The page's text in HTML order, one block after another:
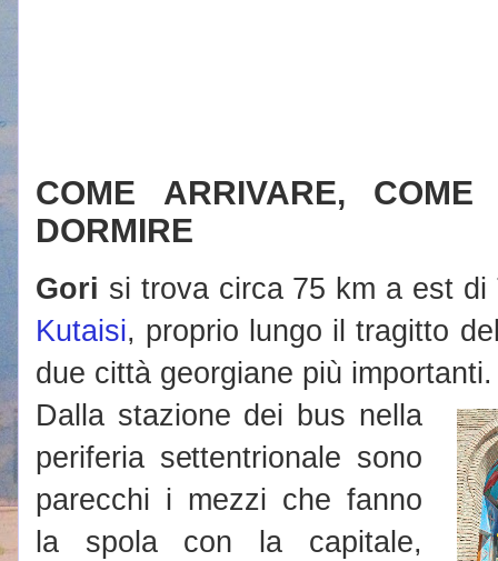
COME ARRIVARE,
DORMIRE
Gori si trova circa 75 km a est
Kutaisi, proprio lungo il tragitto
due città georgiane più importanti.
Dalla stazione dei bus nella
periferia settentrionale sono
parecchi i mezzi che fanno
la spola con la capitale,